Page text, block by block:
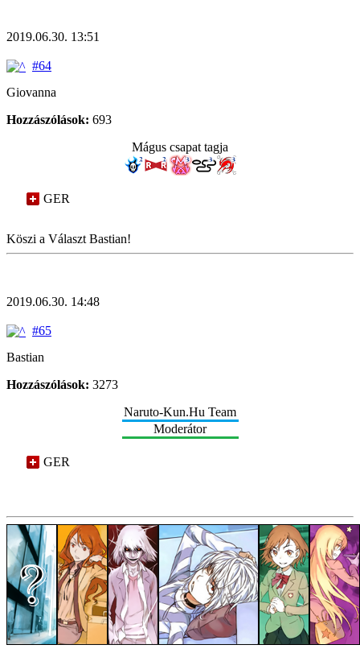
2019.06.30. 13:51
#64
Giovanna
Hozzászólások: 693
Mágus csapat tagja
GER
Köszi a Választ Bastian!
2019.06.30. 14:48
#65
Bastian
Hozzászólások: 3273
Naruto-Kun.Hu Team
Moderátor
GER